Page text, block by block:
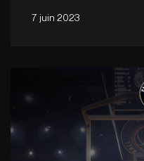
7 juin 2023